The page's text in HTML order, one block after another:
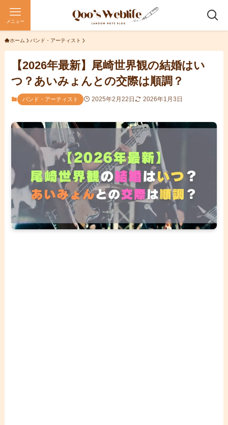
メニュー
ホーム バンド・アーティスト
【2026年最新】尾崎世界観の結婚はい
つ？あいみょんとの交際は順調？
バンド・アーティスト 2025年2月22日 2026年1月3日